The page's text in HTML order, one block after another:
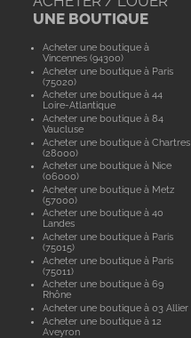
UNE BOUTIQUE
Acheter une boutique à
Vincennes (94300)
Acheter une boutique à Paris
(75020)
Acheter une boutique à 44
Loire-Atlantique
Acheter une boutique à 84
Vaucluse
Acheter une boutique à Chartres
(28000)
Acheter une boutique à Nice
(06000)
Acheter une boutique à Metz
(57000)
Acheter une boutique à 40
Landes
Acheter une boutique à Paris
(75015)
Acheter une boutique à Paris
(75011)
Acheter une boutique à 69
Rhône
Acheter une boutique à 03 Allier
Acheter une boutique à 12
Aveyron